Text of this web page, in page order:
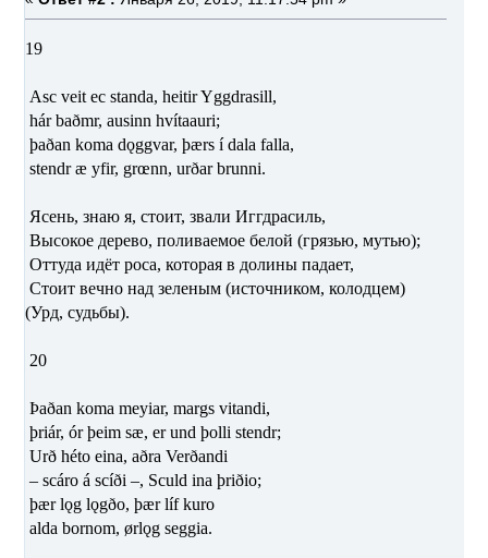
19
Asc veit ec standa, heitir Yggdrasill,
hár baðmr, ausinn hvítaauri;
þaðan koma dǫggvar, þærs í dala falla,
stendr æ yfir, grœnn, urðar brunni.
Ясень, знаю я, стоит, звали Иггдрасиль,
Высокое дерево, поливаемое белой (грязью, мутью);
Оттуда идёт роса, которая в долины падает,
Стоит вечно над зеленым (источником, колодцем)
(Урд, судьбы).
20
Þaðan koma meyiar, margs vitandi,
þriár, ór þeim sæ, er und þolli stendr;
Urð héto eina, aðra Verðandi
– scáro á scíði –, Sculd ina þriðio;
þær lǫg lǫgðo, þær líf kuro
alda bornom, ørlǫg seggia.